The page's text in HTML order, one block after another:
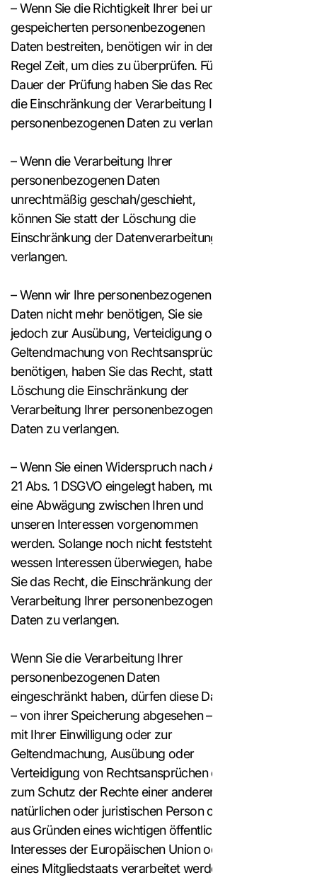
– Wenn Sie die Richtigkeit Ihrer bei uns
gespeicherten personenbezogenen
Daten bestreiten, benötigen wir in der
Regel Zeit, um dies zu überprüfen. Für die
Dauer der Prüfung haben Sie das Recht,
die Einschränkung der Verarbeitung Ihrer
personenbezogenen Daten zu verlangen.
– Wenn die Verarbeitung Ihrer
personenbezogenen Daten
unrechtmäßig geschah/geschieht,
können Sie statt der Löschung die
Einschränkung der Datenverarbeitung
verlangen.
– Wenn wir Ihre personenbezogenen
Daten nicht mehr benötigen, Sie sie
jedoch zur Ausübung, Verteidigung oder
Geltendmachung von Rechtsansprüchen
benötigen, haben Sie das Recht, statt der
Löschung die Einschränkung der
Verarbeitung Ihrer personenbezogenen
Daten zu verlangen.
– Wenn Sie einen Widerspruch nach Art.
21 Abs. 1 DSGVO eingelegt haben, muss
eine Abwägung zwischen Ihren und
unseren Interessen vorgenommen
werden. Solange noch nicht feststeht,
wessen Interessen überwiegen, haben
Sie das Recht, die Einschränkung der
Verarbeitung Ihrer personenbezogenen
Daten zu verlangen.
Wenn Sie die Verarbeitung Ihrer
personenbezogenen Daten
eingeschränkt haben, dürfen diese Daten
– von ihrer Speicherung abgesehen – nur
mit Ihrer Einwilligung oder zur
Geltendmachung, Ausübung oder
Verteidigung von Rechtsansprüchen oder
zum Schutz der Rechte einer anderen
natürlichen oder juristischen Person oder
aus Gründen eines wichtigen öffentlichen
Interesses der Europäischen Union oder
eines Mitgliedstaats verarbeitet werden.